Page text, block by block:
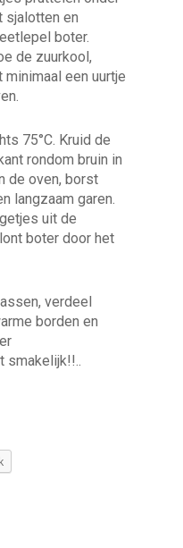
sjalotten en
boter.
de zuurkool,
minimaal een uurtje
75°C. Kruid de
rondom bruin in
de oven, borst
langzaam garen.
uit de
boter door het
verdeel
borden en
smakelijk!!..